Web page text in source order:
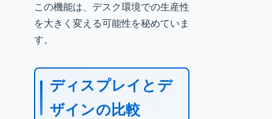
この機能は、デスク環境での生産性
を大きく変える可能性を秘めていま
す。
ディスプレイとデ
ザインの比較